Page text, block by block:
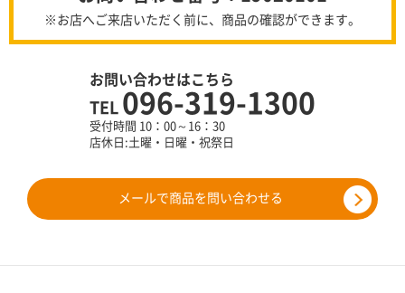
※お店へご来店いただく前に、商品の確認ができます。
お問い合わせはこちら
TEL 096-319-1300
受付時間 10：00～16：30
店休日:土曜・日曜・祝祭日
メールで商品を問い合わせる